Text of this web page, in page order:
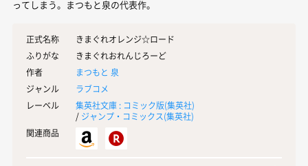
ってしまう。まつもと泉の代表作。
正式名称
きまぐれオレンジ☆ロード
ふりがな
きまぐれおれんじろーど
作者
まつもと 泉
ジャンル
ラブコメ
レーベル
集英社文庫 : コミック版(集英社)
/ ジャンプ・コミックス(集英社)
関連商品